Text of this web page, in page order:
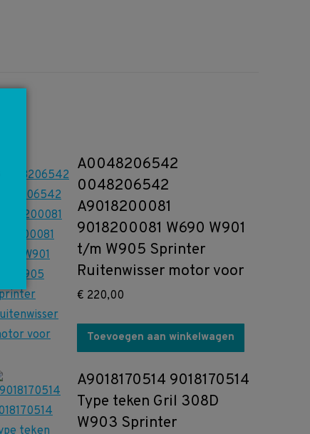
A0048206542
0048206542
A9018200081
9018200081 W690 W901
t/m W905 Sprinter
Ruitenwisser motor voor
€ 220,00
Toevoegen aan winkelwagen
A9018170514 9018170514
Type teken Gril 308D
W903 Sprinter